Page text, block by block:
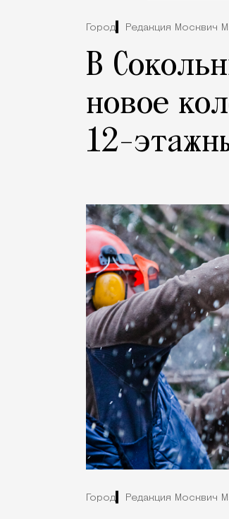
Город Редакция Москвич
В
новое
12-
Город Редакция Москвич